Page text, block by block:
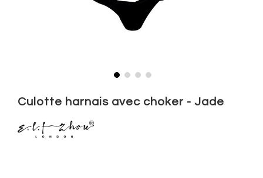
beginning
Culotte harnais avec choker - Jade